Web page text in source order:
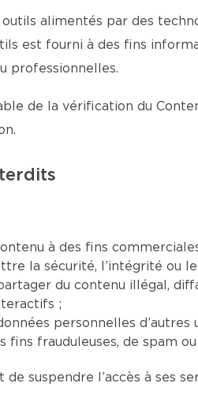
alimentés par des
est fourni à des fins
professionnelles.
de la vérification du
à des fins
la sécurité, l’intégrité ou
du contenu illégal,
;
personnelles d’autres
fins frauduleuses, de spam
suspendre l’accès à ses